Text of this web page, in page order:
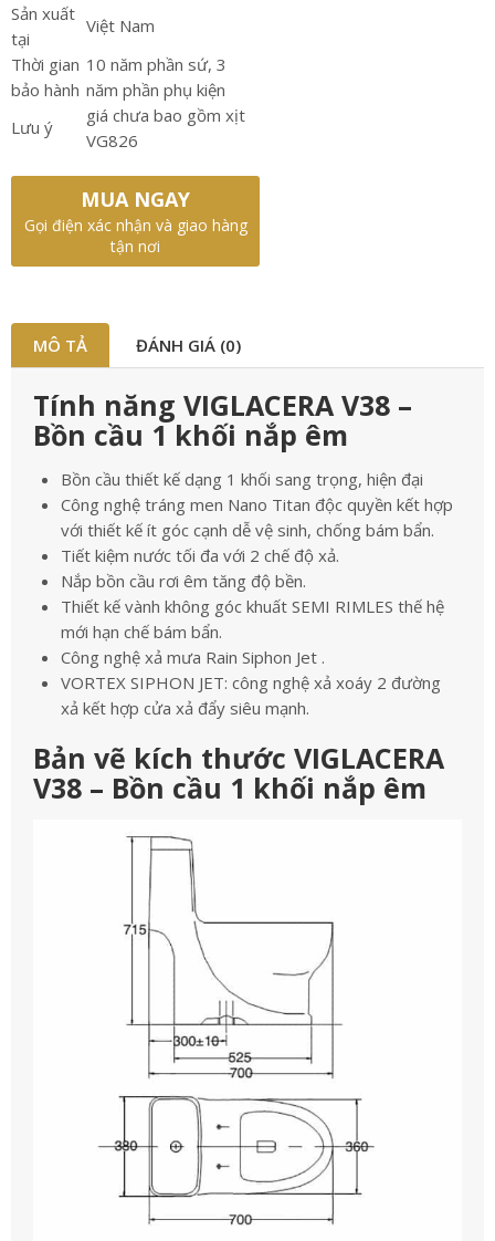
Sản xuất
tại
Việt Nam
Thời gian
bảo hành
10 năm phần sứ, 3
năm phần phụ kiện
Lưu ý
giá chưa bao gồm xịt
VG826
MUA NGAY
Gọi điện xác nhận và giao hàng
tận nơi
MÔ TẢ ĐÁNH GIÁ (0)
Tính năng VIGLACERA V38 –
Bồn cầu 1 khối nắp êm
Bồn cầu thiết kế dạng 1 khối sang trọng, hiện đại
Công nghệ tráng men Nano Titan độc quyền kết hợp
với thiết kế ít góc cạnh dễ vệ sinh, chống bám bẩn.
Tiết kiệm nước tối đa với 2 chế độ xả.
Nắp bồn cầu rơi êm tăng độ bền.
Thiết kế vành không góc khuất SEMI RIMLES thế hệ
mới hạn chế bám bẩn.
Công nghệ xả mưa Rain Siphon Jet .
VORTEX SIPHON JET: công nghệ xả xoáy 2 đường
xả kết hợp cửa xả đẩy siêu mạnh.
Bản vẽ kích thước VIGLACERA
V38 – Bồn cầu 1 khối nắp êm